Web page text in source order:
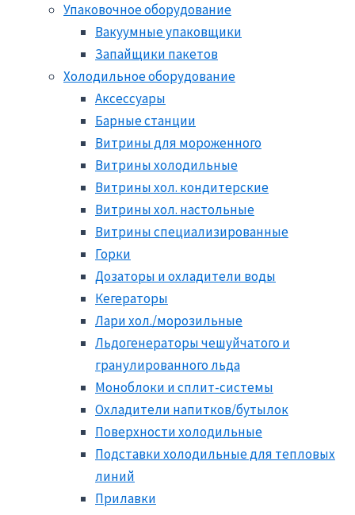
Упаковочное оборудование
Вакуумные упаковщики
Запайщики пакетов
Холодильное оборудование
Аксессуары
Барные станции
Витрины для мороженного
Витрины холодильные
Витрины хол. кондитерские
Витрины хол. настольные
Витрины специализированные
Горки
Дозаторы и охладители воды
Кегераторы
Лари хол./морозильные
Льдогенераторы чешуйчатого и
гранулированного льда
Моноблоки и сплит-системы
Охладители напитков/бутылок
Поверхности холодильные
Подставки холодильные для тепловых
линий
Прилавки